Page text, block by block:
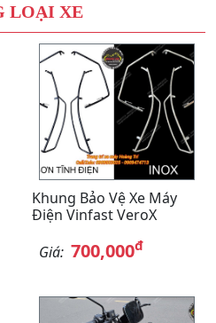
LOẠI XE
Khung Bảo Vệ Xe Máy
Điện Vinfast VeroX
Giá: 700,000đ